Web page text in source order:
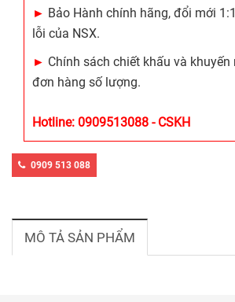
► Bảo Hành chính hãng, đổi mới
lỗi của NSX.
► Chính sách chiết khấu và
đơn hàng số lượng.
Hotline: 0909513088 - CSKH
0909 513 088
MÔ TẢ SẢN PHẨM